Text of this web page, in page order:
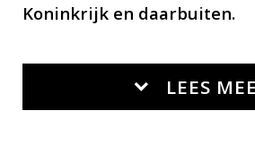
Koninkrijk en daarbuiten.
LEES